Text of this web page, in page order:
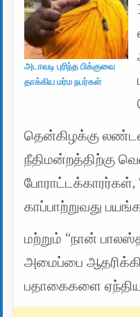
அடாவடி புரிந்த பிக்குவை
தாக்கிய மர்ம நபர்கள்
தென்கிழக்கு
நீதிமன்றத்திற்கு
போராட்டக்காரர்கள்,
காப்பாற்றுவது
மற்றும் “நான்
அமைப்பை
பதாகைகளை